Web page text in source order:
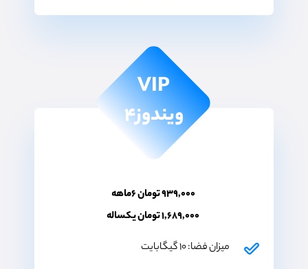
VIP
ویندوز۴
۹۳۹,۰۰۰ تومان ۶ماهه
میزان فضا: ۱۰ گیگابایت